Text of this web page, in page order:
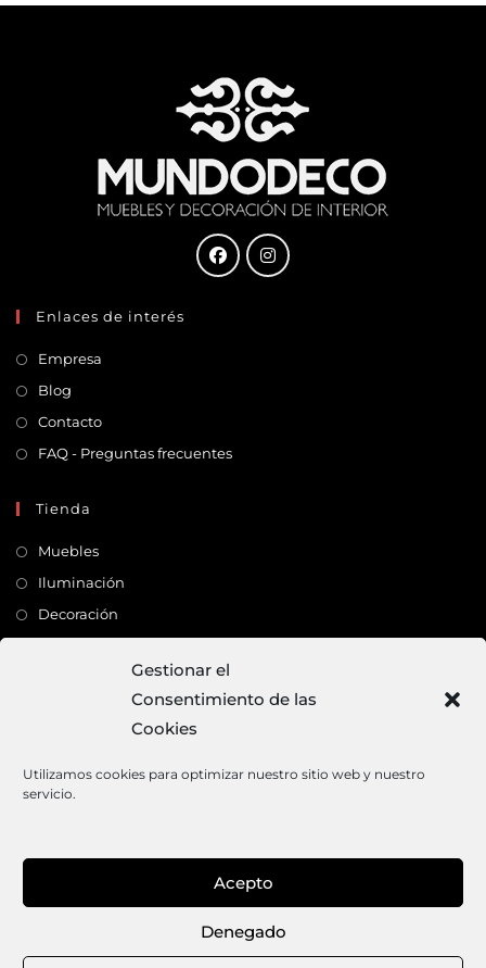
Gestionar el
Consentimiento de las
Cookies
Utilizamos cookies para optimizar nuestro sitio web y nuestro
servicio.
Acepto
Denegado
Enlaces de interés
Empresa
Blog
Contacto
FAQ - Preguntas frecuentes
Tienda
Muebles
Iluminación
Decoración
Tlf: 682 363 503
Email: mundodeco@mundodeco.com